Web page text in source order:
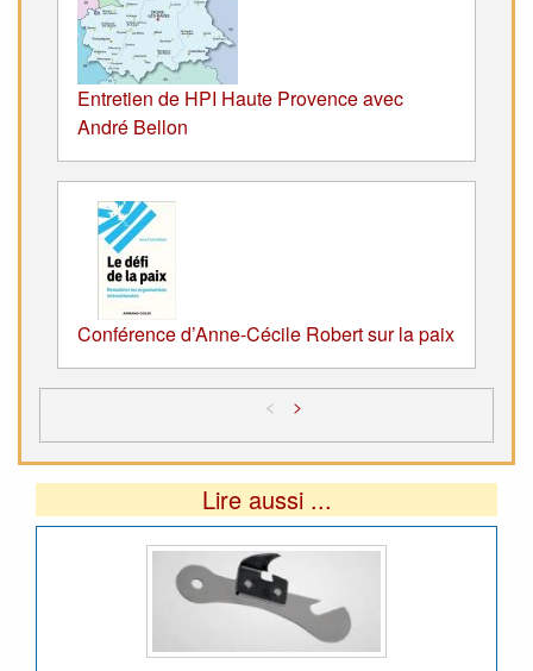
Entretien de HPI Haute Provence avec
André Bellon
Conférence d’Anne-Cécile Robert sur la paix
< >
Lire aussi ...